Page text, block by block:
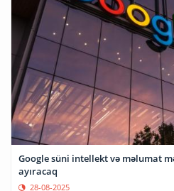
Google süni intellekt və məlumat
ayıracaq
28-08-2025